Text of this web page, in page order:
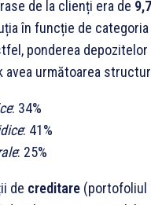
de la clienți era de
în funcție de
ponderea
avea următoarea
: 34%
: 41%
: 25%
de creditare (portofoliul